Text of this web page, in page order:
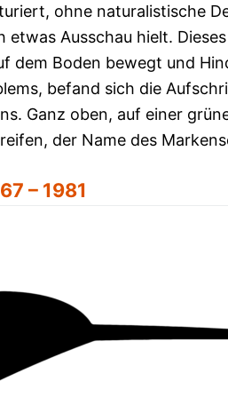
ohne naturalistische
Ausschau hielt.
dem Boden bewegt und
befand sich die
Ganz oben, auf einer
der Name des
– 1981